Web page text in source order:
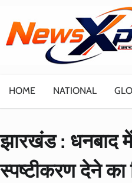
content
HOME NATIONAL
झारखंड : धनबाद में
स्पष्टीकरण देने का